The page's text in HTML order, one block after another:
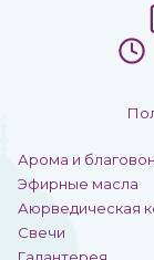
Арома и
Эфирные масла
Аюрведическая
Свечи